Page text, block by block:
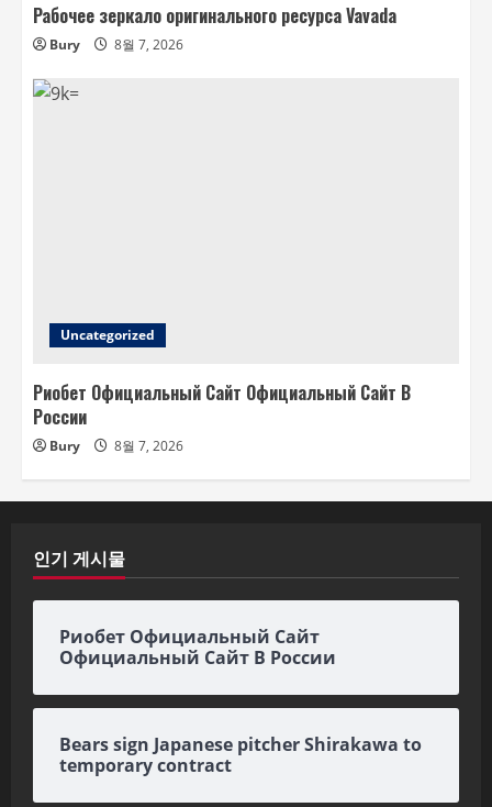
Рабочее зеркало оригинального ресурса Vavada
Bury 8월 7, 2026
Uncategorized
Риобет Официальный Сайт Официальный Сайт В
России
Bury 8월 7, 2026
인기 게시물
Риобет Официальный Сайт
Официальный Сайт В России
Bears sign Japanese pitcher Shirakawa to
temporary contract